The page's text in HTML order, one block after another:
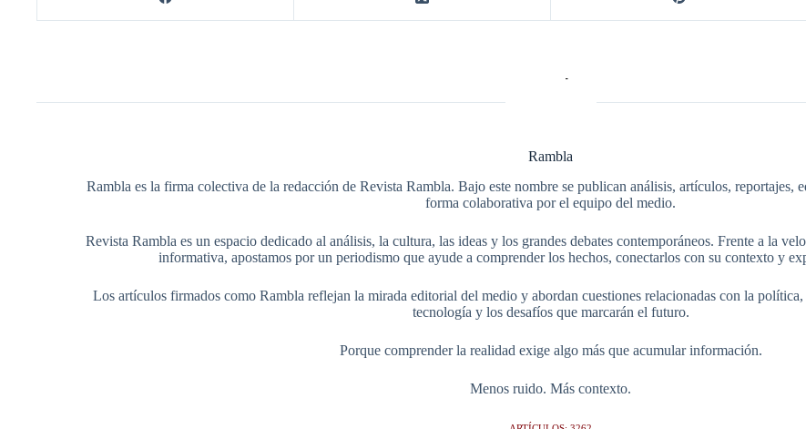
Rambla
Rambla es la firma colectiva de la redacción de Revista Rambla. Bajo este nombre se publican análisis, artículos, reportajes,
forma colaborativa por el equipo del medio.
Revista Rambla es un espacio dedicado al análisis, la cultura, las ideas y los grandes debates contemporáneos. Frente a la
informativa, apostamos por un periodismo que ayude a comprender los hechos, conectarlos con su contexto y
Los artículos firmados como Rambla reflejan la mirada editorial del medio y abordan cuestiones relacionadas con la
tecnología y los desafíos que marcarán el futuro.
Porque comprender la realidad exige algo más que acumular información.
Menos ruido. Más contexto.